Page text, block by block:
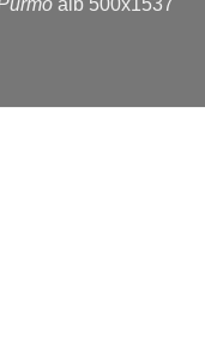
lei.
alb 500x1537